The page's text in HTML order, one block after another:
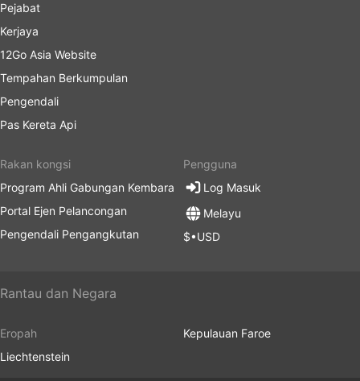
Pejabat
Kerjaya
12Go Asia Website
Tempahan Berkumpulan
Pengendali
Pas Kereta Api
Rakan kongsi
Program Ahli Gabungan Kembara
Portal Ejen Pelancongan
Pengendali Pengangkutan
Pengguna
Log Masuk
Melayu
$•USD
Rantau dan Negara
Eropah
Liechtenstein
Kepulauan Faroe